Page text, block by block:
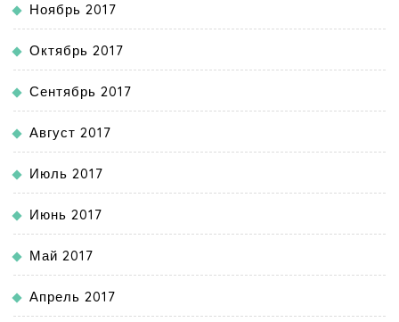
Ноябрь 2017
Октябрь 2017
Сентябрь 2017
Август 2017
Июль 2017
Июнь 2017
Май 2017
Апрель 2017